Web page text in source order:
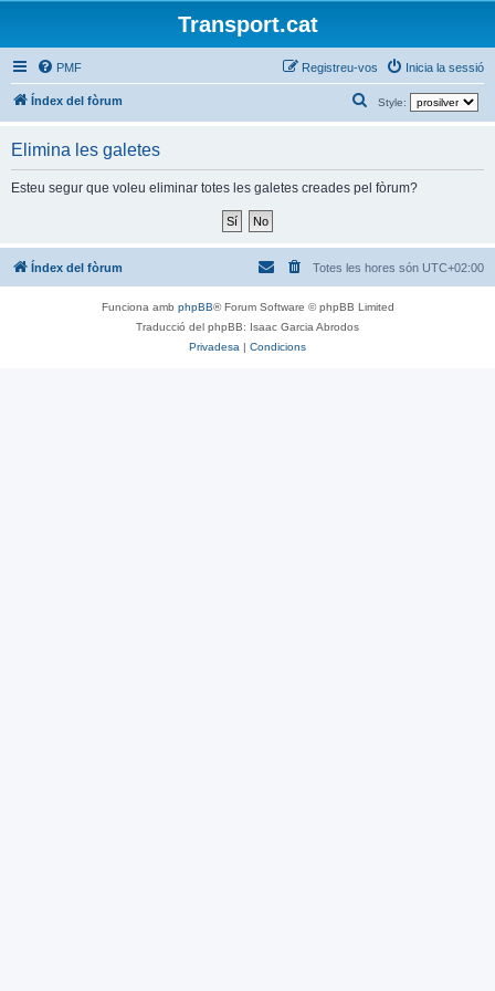
Transport.cat
PMF Inicia la sessió
Registreu-vos
Índex del fòrum Style:
e
Elimina les galetes
Esteu segur que voleu eliminar totes les galetes creades pel fòrum?
Índex del fòrum Totes les hores són UTC+02:00
Funciona amb phpBB® Forum Software © phpBB Limited
Traducció del phpBB: Isaac Garcia Abrodos
Privadesa | Condicions